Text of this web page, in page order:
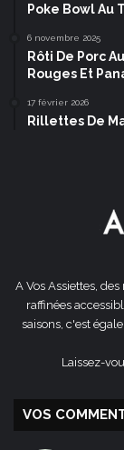
Poke Bowl Au
6 novembre 2025
Rôti De Porc
Rouges Et
17 février 2026
Rillettes De
A Vos Assiettes,
raffinées
saisons, c'est
Laissez-
VOS